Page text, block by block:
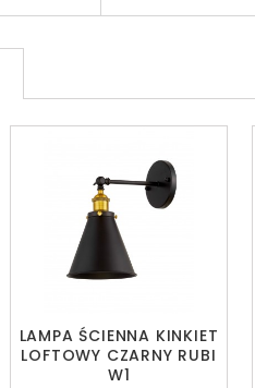
LAMPA ŚCIENNA KINKIET
LOFTOWY CZARNY RUBI
W1